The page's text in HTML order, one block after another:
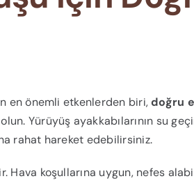
en önemli etkenlerden biri,doğru
Yürüyüş ayakkabılarının su
rahat hareket edebilirsiniz.
koşullarına uygun, nefes